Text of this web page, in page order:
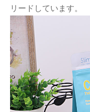
リードしています。